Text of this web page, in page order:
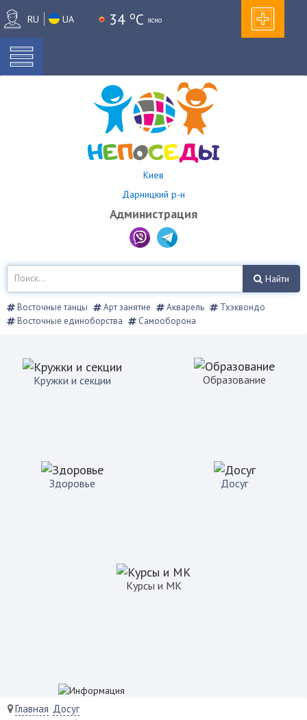
RU UA 34 oC ясно
Киев
Дарницкий р-н
Администрация
Найти
Восточные танцы Арт занятие Акварель
Тхэквондо
Восточные единоборства
Самооборона
Кружки и секции Образование
Здоровье Досуг
Курсы и МК
Главная Досуг